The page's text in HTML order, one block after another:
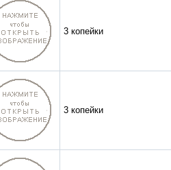
3 копейки
3 копейки